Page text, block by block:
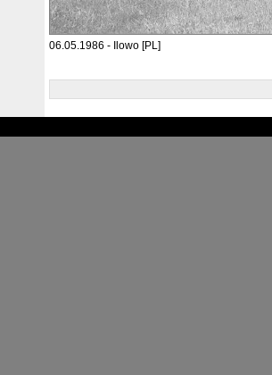
06.05.1986 - Ilowo [PL]